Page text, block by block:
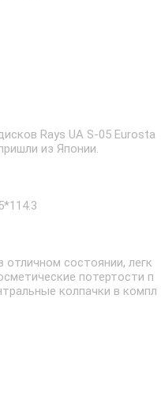
Rays UA S-05 Eurosta
из Японии.
отличном состоянии, легк
потертости п
колпачки в компл